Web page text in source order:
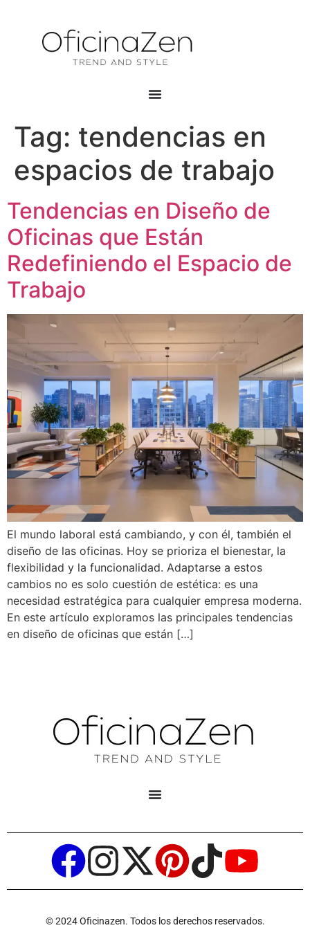
Tag: tendencias en
espacios de trabajo
Tendencias en Diseño de
Oficinas que Están
Redefiniendo el Espacio de
Trabajo
El mundo laboral está cambiando, y con él, también el
diseño de las oficinas. Hoy se prioriza el bienestar, la
flexibilidad y la funcionalidad. Adaptarse a estos
cambios no es solo cuestión de estética: es una
necesidad estratégica para cualquier empresa moderna.
En este artículo exploramos las principales tendencias
en diseño de oficinas que están […]
© 2024 Oficinazen. Todos los derechos reservados.